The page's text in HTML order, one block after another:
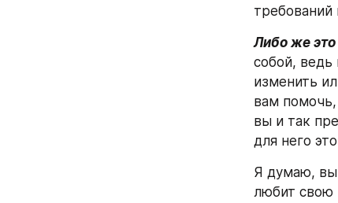
Либо же это
собой, ведь
изменить
вам помочь,
вы и так
для него
Я думаю, вы
любит свою